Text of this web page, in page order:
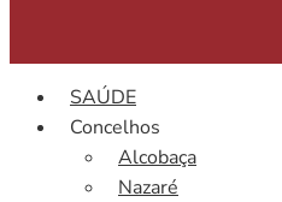
SAÚDE
Concelhos
Alcobaça
Nazaré